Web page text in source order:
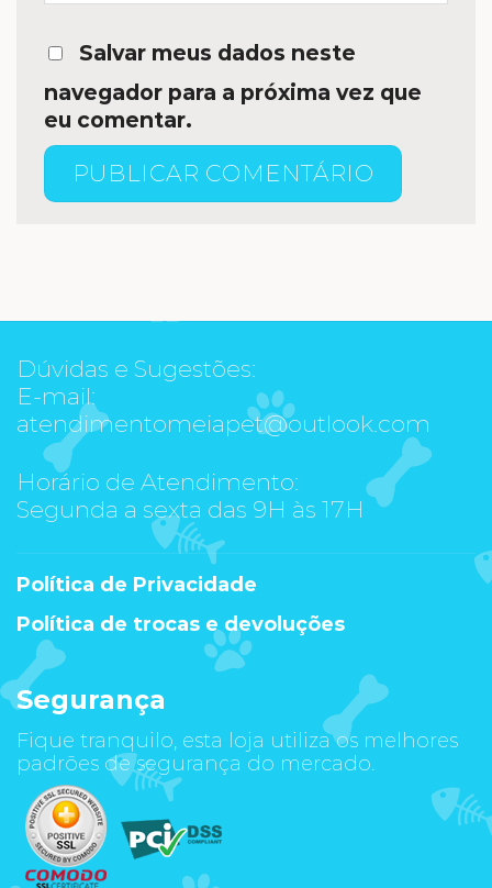
Salvar meus dados neste
navegador para a próxima vez que
eu comentar.
Dúvidas e Sugestões:
E-mail:
atendimentomeiapet@outlook.com
Horário de Atendimento:
Segunda a sexta das 9H às 17H
Política de Privacidade
Política de trocas e devoluções
Segurança
Fique tranquilo, esta loja utiliza os melhores
padrões de segurança do mercado.